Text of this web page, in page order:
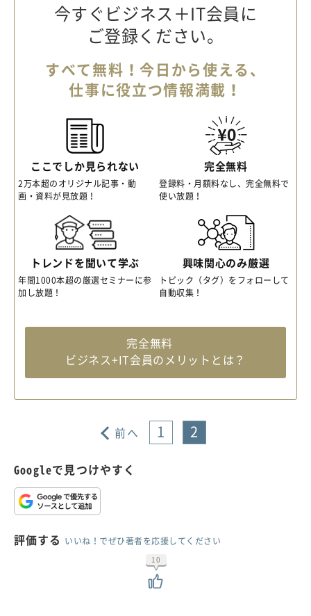
今すぐビジネス＋IT会員に
ご登録ください。
すべて無料！今日から使える、
仕事に役立つ情報満載！
ここでしか見られない
2万本超のオリジナル記事・動
画・資料が見放題！
完全無料
登録料・月額料なし、完全無料で
使い放題！
トレンドを聞いて学ぶ
年間1000本超の厳選セミナーに参
加し放題！
興味関心のみ厳選
トピック（タグ）をフォローして
自動収集！
完全無料
ビジネス+IT会員のメリットとは？
前へ 1 2
Googleで見つけやすく
評価する いいね！でぜひ著者を応援してください
10